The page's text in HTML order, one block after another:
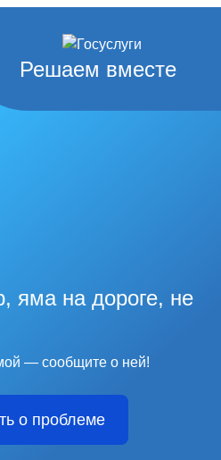
Решаем вместе
яма на дороге, не
— сообщите о ней!
о проблеме